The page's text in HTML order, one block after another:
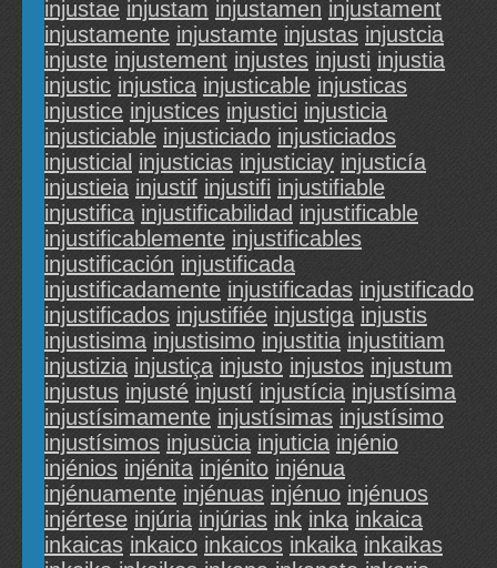
injustae injustam injustamen injustament
injustamente injustamte injustas injustcia
injuste injustement injustes injusti injustia
injustic injustica injusticable injusticas
injustice injustices injustici injusticia
injusticiable injusticiado injusticiados
injusticial injusticias injusticiay injusticía
injustieia injustif injustifi injustifiable
injustifica injustificabilidad injustificable
injustificablemente injustificables
injustificación injustificada
injustificadamente injustificadas injustificado
injustificados injustifiée injustiga injustis
injustisima injustisimo injustitia injustitiam
injustizia injustiça injusto injustos injustum
injustus injusté injustí injustícia injustísima
injustísimamente injustísimas injustísimo
injustísimos injusücia injuticia injénio
injénios injénita injénito injénua
injénuamente injénuas injénuo injénuos
injértese injúria injúrias ink inka inkaica
inkaicas inkaico inkaicos inkaika inkaikas